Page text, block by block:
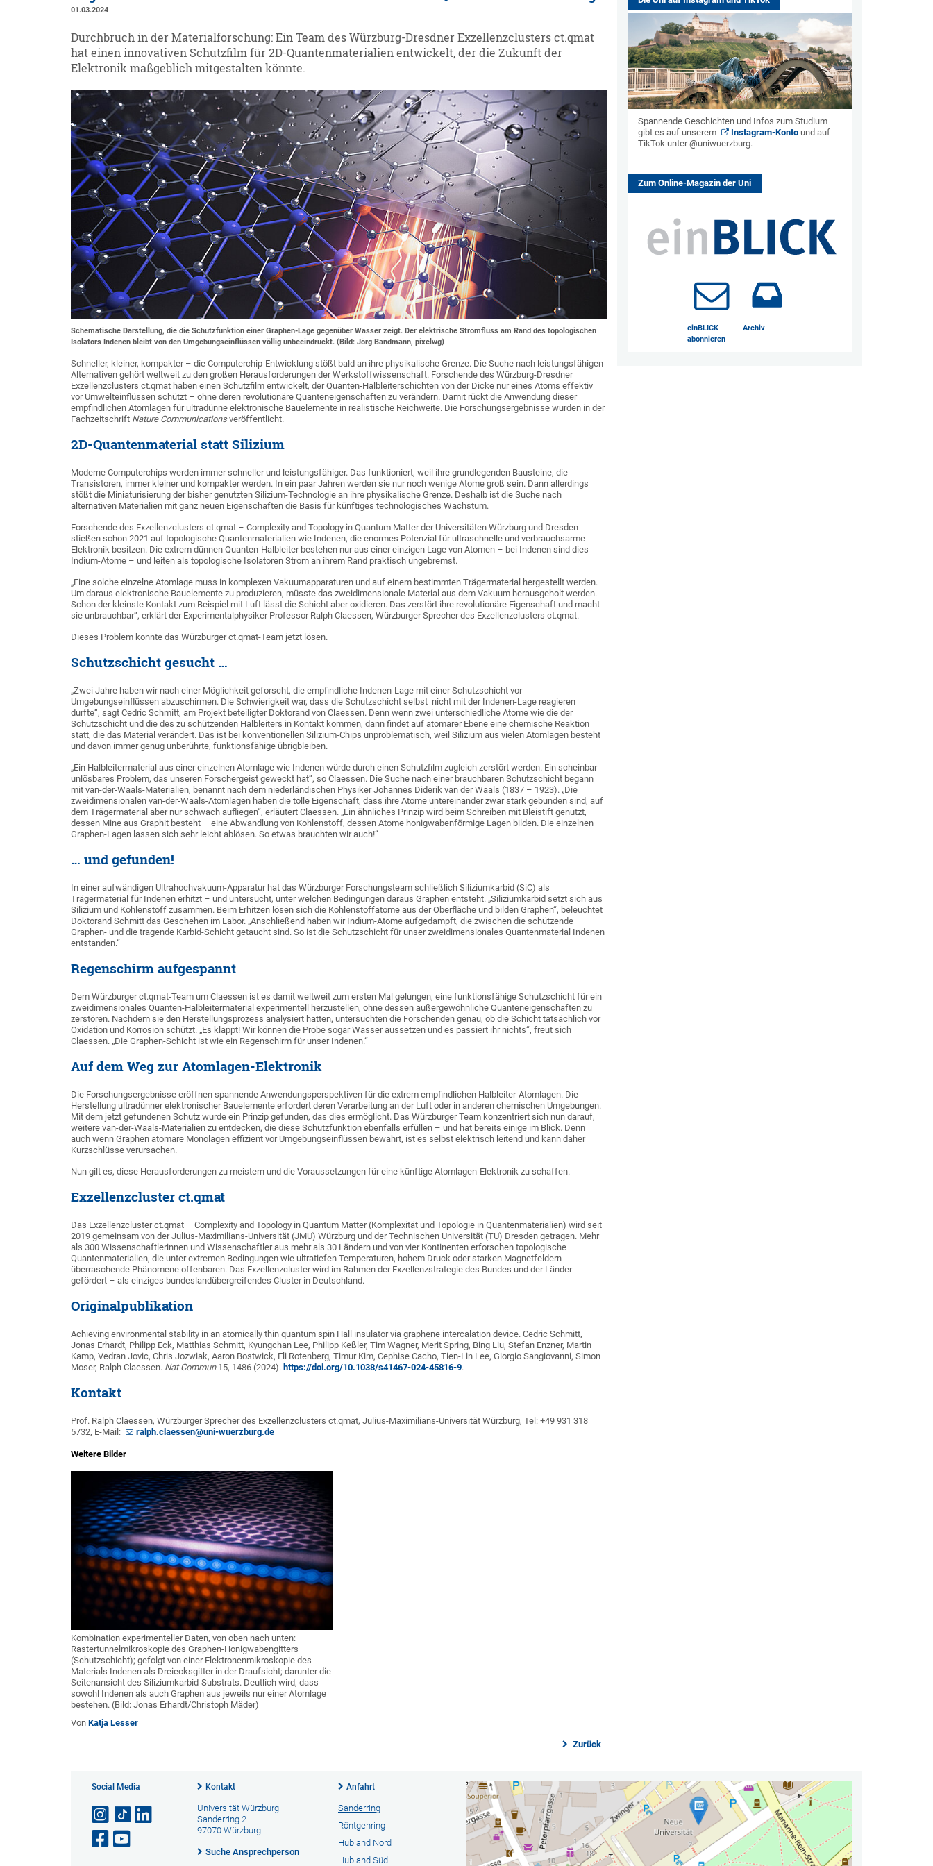
01.03.2024
Durchbruch in der Materialforschung: Ein Team des Würzburg-Dresdner Exzellenzclusters ct.qmat
hat einen innovativen Schutzfilm für 2D-Quantenmaterialien entwickelt, der die Zukunft der
Elektronik maßgeblich mitgestalten könnte.
Schematische Darstellung, die die Schutzfunktion einer Graphen-Lage gegenüber Wasser zeigt. Der elektrische Stromfluss am Rand des topologischen
Isolators Indenen bleibt von den Umgebungseinflüssen völlig unbeeindruckt. (Bild: Jörg Bandmann, pixelwg)
Schneller, kleiner, kompakter – die Computerchip-Entwicklung stößt bald an ihre physikalische Grenze. Die Suche nach leistungsfähigen
Alternativen gehört weltweit zu den großen Herausforderungen der Werkstoffwissenschaft. Forschende des Würzburg-Dresdner
Exzellenzclusters ct.qmat haben einen Schutzfilm entwickelt, der Quanten-Halbleiterschichten von der Dicke nur eines Atoms effektiv
vor Umwelteinflüssen schützt – ohne deren revolutionäre Quanteneigenschaften zu verändern. Damit rückt die Anwendung dieser
empfindlichen Atomlagen für ultradünne elektronische Bauelemente in realistische Reichweite. Die Forschungsergebnisse wurden in der
Fachzeitschrift Nature Communicationsveröffentlicht.
2D-Quantenmaterial statt Silizium
Moderne Computerchips werden immer schneller und leistungsfähiger. Das funktioniert, weil ihre grundlegenden Bausteine, die
Transistoren, immer kleiner und kompakter werden. In ein paar Jahren werden sie nur noch wenige Atome groß sein. Dann allerdings
stößt die Miniaturisierung der bisher genutzten Silizium-Technologie an ihre physikalische Grenze. Deshalb ist die Suche nach
alternativen Materialien mit ganz neuen Eigenschaften die Basis für künftiges technologisches Wachstum.
Forschende des Exzellenzclusters ct.qmat – Complexity and Topology in Quantum Matter der Universitäten Würzburg und Dresden
stießen schon 2021 auf topologische Quantenmaterialien wie Indenen, die enormes Potenzial für ultraschnelle und verbrauchsarme
Elektronik besitzen. Die extrem dünnen Quanten-Halbleiter bestehen nur aus einer einzigen Lage von Atomen – bei Indenen sind dies
Indium-Atome – und leiten als topologische Isolatoren Strom an ihrem Rand praktisch ungebremst.
„Eine solche einzelne Atomlage muss in komplexen Vakuumapparaturen und auf einem bestimmten Trägermaterial hergestellt werden.
Um daraus elektronische Bauelemente zu produzieren, müsste das zweidimensionale Material aus dem Vakuum herausgeholt werden.
Schon der kleinste Kontakt zum Beispiel mit Luft lässt die Schicht aber oxidieren. Das zerstört ihre revolutionäre Eigenschaft und macht
sie unbrauchbar“, erklärt der Experimentalphysiker Professor Ralph Claessen, Würzburger Sprecher des Exzellenzclusters ct.qmat.
Dieses Problem konnte das Würzburger ct.qmat-Team jetzt lösen.
Schutzschicht gesucht …
„Zwei Jahre haben wir nach einer Möglichkeit geforscht, die empfindliche Indenen-Lage mit einer Schutzschicht vor
Umgebungseinflüssen abzuschirmen. Die Schwierigkeit war, dass die Schutzschicht selbst nicht mit der Indenen-Lage reagieren
durfte“, sagt Cedric Schmitt, am Projekt beteiligter Doktorand von Claessen. Denn wenn zwei unterschiedliche Atome wie die der
Schutzschicht und die des zu schützenden Halbleiters in Kontakt kommen, dann findet auf atomarer Ebene eine chemische Reaktion
statt, die das Material verändert. Das ist bei konventionellen Silizium-Chips unproblematisch, weil Silizium aus vielen Atomlagen besteht
und davon immer genug unberührte, funktionsfähige übrigbleiben.
„Ein Halbleitermaterial aus einer einzelnen Atomlage wie Indenen würde durch einen Schutzfilm zugleich zerstört werden. Ein scheinbar
unlösbares Problem, das unseren Forschergeist geweckt hat“, so Claessen. Die Suche nach einer brauchbaren Schutzschicht begann
mit van-der-Waals-Materialien, benannt nach dem niederländischen Physiker Johannes Diderik van der Waals (1837 – 1923). „Die
zweidimensionalen van-der-Waals-Atomlagen haben die tolle Eigenschaft, dass ihre Atome untereinander zwar stark gebunden sind, auf
dem Trägermaterial aber nur schwach aufliegen“, erläutert Claessen. „Ein ähnliches Prinzip wird beim Schreiben mit Bleistift genutzt,
dessen Mine aus Graphit besteht – eine Abwandlung von Kohlenstoff, dessen Atome honigwabenförmige Lagen bilden. Die einzelnen
Graphen-Lagen lassen sich sehr leicht ablösen. So etwas brauchten wir auch!“
… und gefunden!
In einer aufwändigen Ultrahochvakuum-Apparatur hat das Würzburger Forschungsteam schließlich Siliziumkarbid (SiC) als
Trägermaterial für Indenen erhitzt – und untersucht, unter welchen Bedingungen daraus Graphen entsteht. „Siliziumkarbid setzt sich aus
Silizium und Kohlenstoff zusammen. Beim Erhitzen lösen sich die Kohlenstoffatome aus der Oberfläche und bilden Graphen“, beleuchtet
Doktorand Schmitt das Geschehen im Labor. „Anschließend haben wir Indium-Atome aufgedampft, die zwischen die schützende
Graphen- und die tragende Karbid-Schicht getaucht sind. So ist die Schutzschicht für unser zweidimensionales Quantenmaterial Indenen
entstanden.“
Regenschirm aufgespannt
Dem Würzburger ct.qmat-Team um Claessen ist es damit weltweit zum ersten Mal gelungen, eine funktionsfähige Schutzschicht für ein
zweidimensionales Quanten-Halbleitermaterial experimentell herzustellen, ohne dessen außergewöhnliche Quanteneigenschaften zu
zerstören. Nachdem sie den Herstellungsprozess analysiert hatten, untersuchten die Forschenden genau, ob die Schicht tatsächlich vor
Oxidation und Korrosion schützt. „Es klappt! Wir können die Probe sogar Wasser aussetzen und es passiert ihr nichts“, freut sich
Claessen. „Die Graphen-Schicht ist wie ein Regenschirm für unser Indenen.“
Auf dem Weg zur Atomlagen-Elektronik
Die Forschungsergebnisse eröffnen spannende Anwendungsperspektiven für die extrem empfindlichen Halbleiter-Atomlagen. Die
Herstellung ultradünner elektronischer Bauelemente erfordert deren Verarbeitung an der Luft oder in anderen chemischen Umgebungen.
Mit dem jetzt gefundenen Schutz wurde ein Prinzip gefunden, das dies ermöglicht. Das Würzburger Team konzentriert sich nun darauf,
weitere van-der-Waals-Materialien zu entdecken, die diese Schutzfunktion ebenfalls erfüllen – und hat bereits einige im Blick. Denn
auch wenn Graphen atomare Monolagen effizient vor Umgebungseinflüssen bewahrt, ist es selbst elektrisch leitend und kann daher
Kurzschlüsse verursachen.
Nun gilt es, diese Herausforderungen zu meistern und die Voraussetzungen für eine künftige Atomlagen-Elektronik zu schaffen.
Exzellenzcluster ct.qmat
Das Exzellenzcluster ct.qmat – Complexity and Topology in Quantum Matter (Komplexität und Topologie in Quantenmaterialien) wird seit
2019 gemeinsam von der Julius-Maximilians-Universität (JMU) Würzburg und der Technischen Universität (TU) Dresden getragen. Mehr
als 300 Wissenschaftlerinnen und Wissenschaftler aus mehr als 30 Ländern und von vier Kontinenten erforschen topologische
Quantenmaterialien, die unter extremen Bedingungen wie ultratiefen Temperaturen, hohem Druck oder starken Magnetfeldern
überraschende Phänomene offenbaren. Das Exzellenzcluster wird im Rahmen der Exzellenzstrategie des Bundes und der Länder
gefördert – als einziges bundeslandübergreifendes Cluster in Deutschland.
Originalpublikation
Achieving environmental stability in an atomically thin quantum spin Hall insulator via graphene intercalation device. Cedric Schmitt,
Jonas Erhardt, Philipp Eck, Matthias Schmitt, Kyungchan Lee, Philipp Keßler, Tim Wagner, Merit Spring, Bing Liu, Stefan Enzner, Martin
Kamp, Vedran Jovic, Chris Jozwiak, Aaron Bostwick, Eli Rotenberg, Timur Kim, Cephise Cacho, Tien-Lin Lee, Giorgio Sangiovanni, Simon
Moser, Ralph Claessen. Nat Commun 15, 1486 (2024). https://doi.org/10.1038/s41467-024-45816-9.
Kontakt
Prof. Ralph Claessen, Würzburger Sprecher des Exzellenzclusters ct.qmat, Julius-Maximilians-Universität Würzburg, Tel: +49 931 318
5732, E-Mail:
ralph.claessen@uni-wuerzburg.de
Weitere Bilder
Kombination experimenteller Daten, von oben nach unten:
Rastertunnelmikroskopie des Graphen-Honigwabengitters
(Schutzschicht); gefolgt von einer Elektronenmikroskopie des
Materials Indenen als Dreiecksgitter in der Draufsicht; darunter die
Seitenansicht des Siliziumkarbid-Substrats. Deutlich wird, dass
sowohl Indenen als auch Graphen aus jeweils nur einer Atomlage
bestehen. (Bild: Jonas Erhardt/Christoph Mäder)
Von Katja Lesser
Zurück
Spannende Geschichten und Infos zum Studium
gibt es auf unserem
Instagram-Konto und auf
TikTok unter @uniwuerzburg.
Zum Online-Magazin der Uni
einBLICK
abonnieren
Archiv
Social Media Kontakt
Universität Würzburg
Sanderring 2
97070 Würzburg
Suche Ansprechperson
Anfahrt
Sanderring
Röntgenring
Hubland Nord
Hubland Süd